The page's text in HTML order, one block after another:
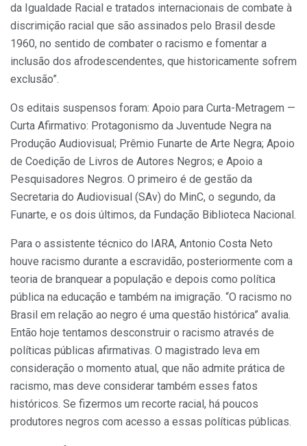
da Igualdade Racial e tratados internacionais de combate à
discrimição racial que são assinados pelo Brasil desde
1960, no sentido de combater o racismo e fomentar a
inclusão dos afrodescendentes, que historicamente sofrem
exclusão”.
Os editais suspensos foram: Apoio para Curta-Metragem —
Curta Afirmativo: Protagonismo da Juventude Negra na
Produção Audiovisual; Prêmio Funarte de Arte Negra; Apoio
de Coedição de Livros de Autores Negros; e Apoio a
Pesquisadores Negros. O primeiro é de gestão da
Secretaria do Audiovisual (SAv) do MinC, o segundo, da
Funarte, e os dois últimos, da Fundação Biblioteca Nacional.
Para o assistente técnico do IARA, Antonio Costa Neto
houve racismo durante a escravidão, posteriormente com a
teoria de branquear a população e depois como política
pública na educação e também na imigração. “O racismo no
Brasil em relação ao negro é uma questão histórica” avalia.
Então hoje tentamos desconstruir o racismo através de
políticas públicas afirmativas. O magistrado leva em
consideração o momento atual, que não admite prática de
racismo, mas deve considerar também esses fatos
históricos. Se fizermos um recorte racial, há poucos
produtores negros com acesso a essas políticas públicas.